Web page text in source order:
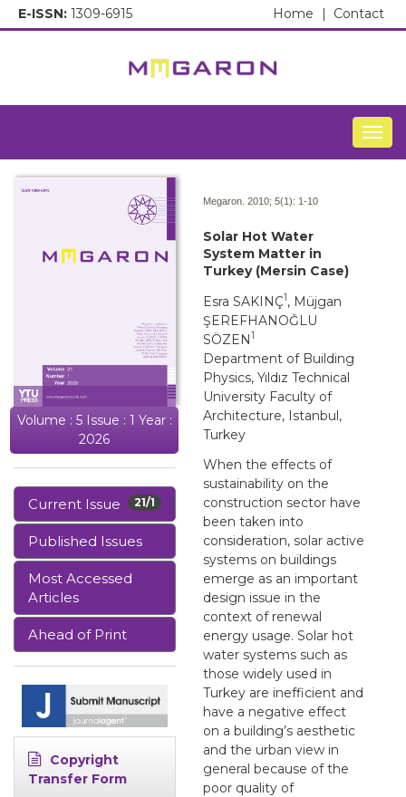
E-ISSN: 1309-6915 Contact
Home |
Volume : 5 Issue : 1 Year :
2026
21/1
Current Issue
Published Issues
Most Accessed
Articles
Ahead of Print
Copyright
Transfer Form
Megaron. 2010; 5(1): 1-10
Solar Hot Water
System Matter in
Turkey (Mersin Case)
Esra SAKINÇ1, Müjgan
ŞEREFHANOĞLU
SÖZEN1
Department of Building
Physics, Yıldız Technical
University Faculty of
Architecture, Istanbul,
Turkey
When the effects of
sustainability on the
construction sector have
been taken into
consideration, solar active
systems on buildings
emerge as an important
design issue in the
context of renewal
energy usage. Solar hot
water systems such as
those widely used in
Turkey are inefficient and
have a negative effect
on a building’s aesthetic
and the urban view in
general because of the
poor quality of